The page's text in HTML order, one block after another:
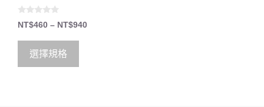
0
o
5
NT$460 – NT$940
選擇規格